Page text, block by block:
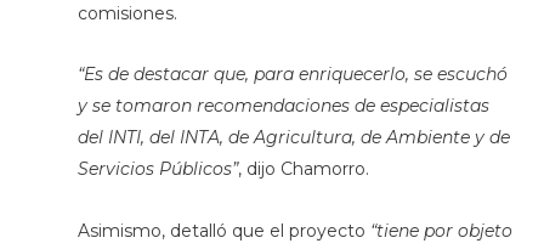
comisiones.
“Es de destacar que, para enriquecerlo, se escuchó
y se tomaron recomendaciones de especialistas
del INTI, del INTA, de Agricultura, de Ambiente y de
Servicios Públicos”, dijo Chamorro.
Asimismo, detalló que el proyecto “tiene por objeto